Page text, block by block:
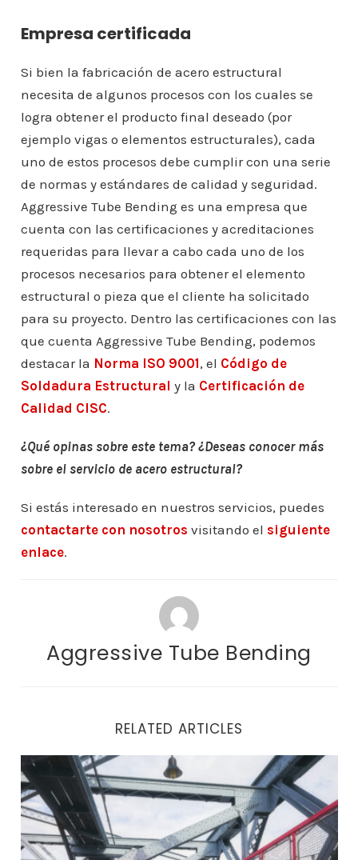
Empresa certificada
Si bien la fabricación de acero estructural
necesita de algunos procesos con los cuales se
logra obtener el producto final deseado (por
ejemplo vigas o elementos estructurales), cada
uno de estos procesos debe cumplir con una serie
de normas y estándares de calidad y seguridad.
Aggressive Tube Bending es una empresa que
cuenta con las certificaciones y acreditaciones
requeridas para llevar a cabo cada uno de los
procesos necesarios para obtener el elemento
estructural o pieza que el cliente ha solicitado
para su proyecto. Dentro las certificaciones con las
que cuenta Aggressive Tube Bending, podemos
destacar la Norma ISO 9001, el Código de
Soldadura Estructural y la Certificación de
Calidad CISC.
¿Qué opinas sobre este tema? ¿Deseas conocer más
sobre el servicio de acero estructural?
Si estás interesado en nuestros servicios, puedes
contactarte con nosotros visitando el siguiente
enlace.
Aggressive Tube Bending
RELATED ARTICLES
Acero estructural en Calgary: Consejos para elegir al